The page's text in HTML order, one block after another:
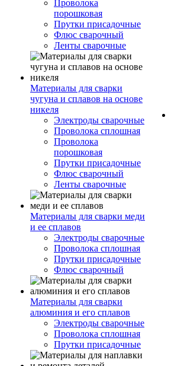
Проволока
порошковая
Прутки присадочные
Флюс сварочный
Ленты сварочные
Материалы для сварки
чугуна и сплавов на основе
никеля
Электроды сварочные
Проволока сплошная
Проволока
порошковая
Прутки присадочные
Флюс сварочный
Ленты сварочные
Материалы для сварки меди
и ее сплавов
Электроды сварочные
Проволока сплошная
Прутки присадочные
Флюс сварочный
Материалы для сварки
алюминия и его сплавов
Электроды сварочные
Проволока сплошная
Прутки присадочные